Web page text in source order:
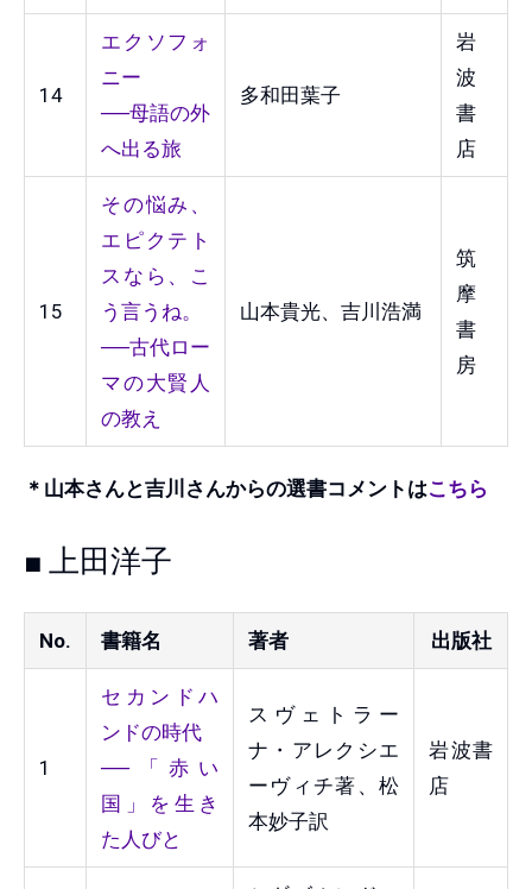
14
エクソフォ
ニー
──母語の外
へ出る旅
多和田葉子
岩
波
書
店
15
その悩み、
エピクテト
スなら、こ
う言うね。
──古代ロー
マの大賢人
の教え
山本貴光、吉川浩満
筑
摩
書
房
＊山本さんと吉川さんからの選書コメントはこちら
■ 上田洋子
No. 書籍名 著者 出版社
1
セカンドハ
ンドの時代
──「赤い
国」を生き
た人びと
スヴェトラー
ナ・アレクシエ
ーヴィチ著、松
本妙子訳
岩波書
店